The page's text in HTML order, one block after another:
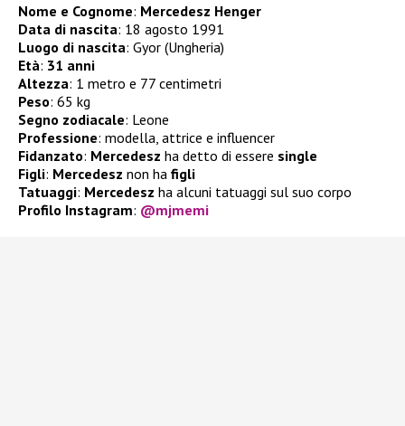
Nome e Cognome: Mercedesz Henger
Data di nascita: 18 agosto 1991
Luogo di nascita: Gyor (Ungheria)
Età: 31 anni
Altezza: 1 metro e 77 centimetri
Peso: 65 kg
Segno zodiacale: Leone
Professione: modella, attrice e influencer
Fidanzato: Mercedesz ha detto di essere single
Figli: Mercedesz non ha figli
Tatuaggi: Mercedesz ha alcuni tatuaggi sul suo corpo
Profilo Instagram: @mjmemi